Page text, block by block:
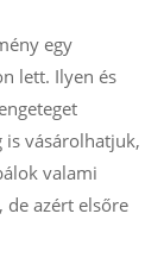
egy
lett. Ilyen és
is vásárolhatjuk,
valami
de azért elsőre